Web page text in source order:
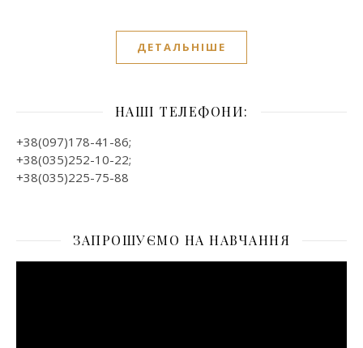
ДЕТАЛЬНІШЕ
НАШІ ТЕЛЕФОНИ:
+38(097)178-41-86;
+38(035)252-10-22;
+38(035)225-75-88
ЗАПРОШУЄМО НА НАВЧАННЯ
Відеопрогравач